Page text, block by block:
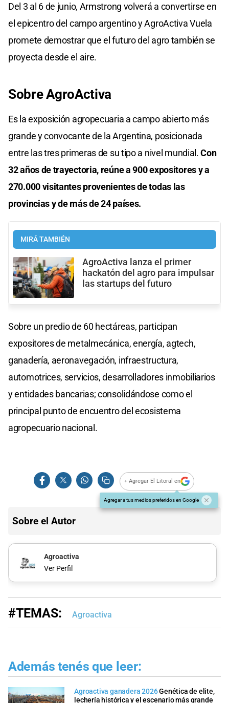
Del 3 al 6 de junio, Armstrong volverá a convertirse en
el epicentro del campo argentino y AgroActiva Vuela
promete demostrar que el futuro del agro también se
proyecta desde el aire.
Sobre AgroActiva
Es la exposición agropecuaria a campo abierto más
grande y convocante de la Argentina, posicionada
entre las tres primeras de su tipo a nivel mundial.Con
32 años de trayectoria, reúne a 900 expositores y a
270.000 visitantes provenientes de todas las
provincias y de más de 24 países.
MIRÁ TAMBIÉN
AgroActiva lanza el primer
hackatón del agro para impulsar
las startups del futuro
Sobre un predio de 60 hectáreas, participan
expositores de metalmecánica, energía, agtech,
ganadería, aeronavegación, infraestructura,
automotrices, servicios, desarrolladores inmobiliarios
y entidades bancarias; consolidándose como el
principal punto de encuentro del ecosistema
agropecuario nacional.
+ Agregar El Litoral en
Agregar a tus medios preferidos en Google
Sobre el Autor
Agroactiva
Ver Perfil
#TEMAS: Agroactiva
Además tenés que leer:
Agroactiva ganadera 2026Genética de elite,
lechería histórica y el escenario más grande